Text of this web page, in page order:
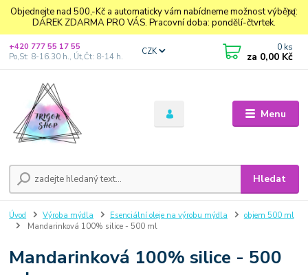
Objednejte nad 500,-Kč a automaticky vám nabídneme možnost výběru:
DÁREK ZDARMA PRO VÁS. Pracovní doba: pondělí-čtvrtek.
Menu
CZK
Hledat
+420 777 55 17 55
Po,St: 8-16.30 h., Út,Čt: 8-14 h.
0 ks
za 0,00 Kč
Úvod Výroba mýdla Esenciální oleje na výrobu mýdla
objem 500 ml
Mandarinková 100% silice - 500 ml
Mandarinková 100% silice - 500